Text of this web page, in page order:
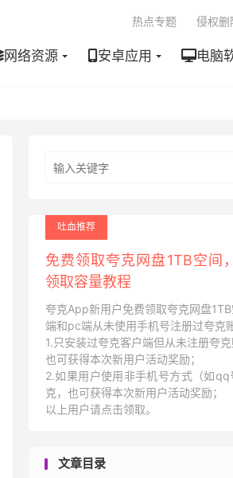
网络资源 安卓应用 电脑
热点专题 侵权删
吐血推荐
免费领取夸克网盘1TB空间
领取容量教程
夸克App新用户免费领取夸克网盘
端和pc端从未使用手机号注册过夸克
1.只安装过夸克客户端但从未注册夸克
也可获得本次新用户活动奖励；
2.如果用户使用非手机号方式（如qq
克，也可获得本次新用户活动奖励；
以上用户请点击领取。
文章目录